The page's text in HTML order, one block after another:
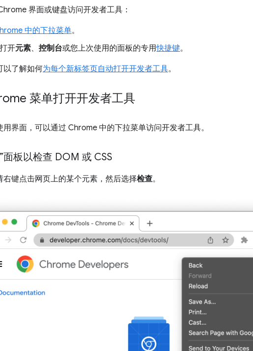
界面或键盘访问开发者工具：
中的下拉菜单。
开元素、 控制台或您上次使用的面板的专用快捷键。
以了解如何为每个新标签页自动打开开发者工具。
菜单打开开发者工具
界面，可以通过 Chrome 中的下拉菜单访问开发者工具。
面板以检查 DOM 或 CSS
右键点击网页上的某个元素，然后选择检查。